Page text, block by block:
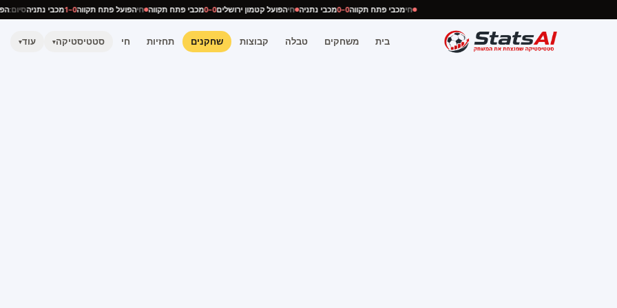
חימכבי פתח תקווה0–0 מכבי נתניה חיהפועל קטמון ירושלים0–0 מכבי פתח תקווה חיהפועל פתח תקווה0–1 מכבי נתניה
בית משחקים טבלה קבוצות שחקנים תחזיות חי סטטיסטיקה▾ עוד▾